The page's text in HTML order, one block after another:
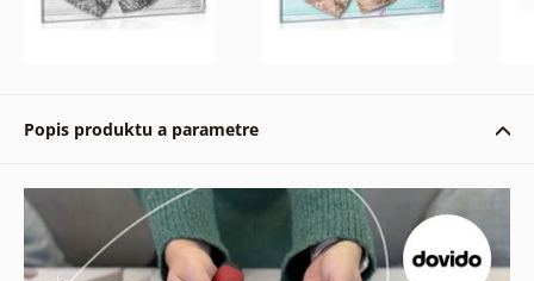
Popis produktu a parametre